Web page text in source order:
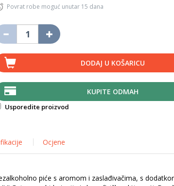
Povrat robe moguć unutar 15 dana
DODAJ U KOŠARICU
KUPITE ODMAH
Usporedite proizvod
Ocjene
piće s aromom i zaslađivačima, s